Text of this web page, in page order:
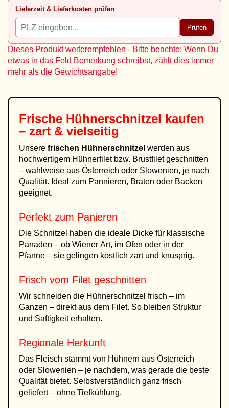
Lieferzeit & Lieferkosten prüfen
Prüfen
Dieses Produkt weiterempfehlen - Bitte beachte: Wenn Du
etwas in das Feld Bemerkung schreibst, zählt dies immer
mehr als die Gewichtsangabe!
Frische Hühnerschnitzel kaufen
– zart & vielseitig
Unsere frischen Hühnerschnitzel werden aus
hochwertigem Hühnerfilet bzw. Brustfilet geschnitten
– wahlweise aus Österreich oder Slowenien, je nach
Qualität. Ideal zum Pannieren, Braten oder Backen
geeignet.
Perfekt zum Panieren
Die Schnitzel haben die ideale Dicke für klassische
Panaden – ob Wiener Art, im Ofen oder in der
Pfanne – sie gelingen köstlich zart und knusprig.
Frisch vom Filet geschnitten
Wir schneiden die Hühnerschnitzel frisch – im
Ganzen – direkt aus dem Filet. So bleiben Struktur
und Saftigkeit erhalten.
Regionale Herkunft
Das Fleisch stammt von Hühnern aus Österreich
oder Slowenien – je nachdem, was gerade die beste
Qualität bietet. Selbstverständlich ganz frisch
geliefert – ohne Tiefkühlung.